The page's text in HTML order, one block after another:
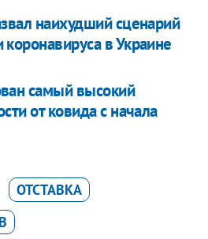
наихудший сценарий
в Украине
самый высокий
от ковида с начала
ОТСТАВКА